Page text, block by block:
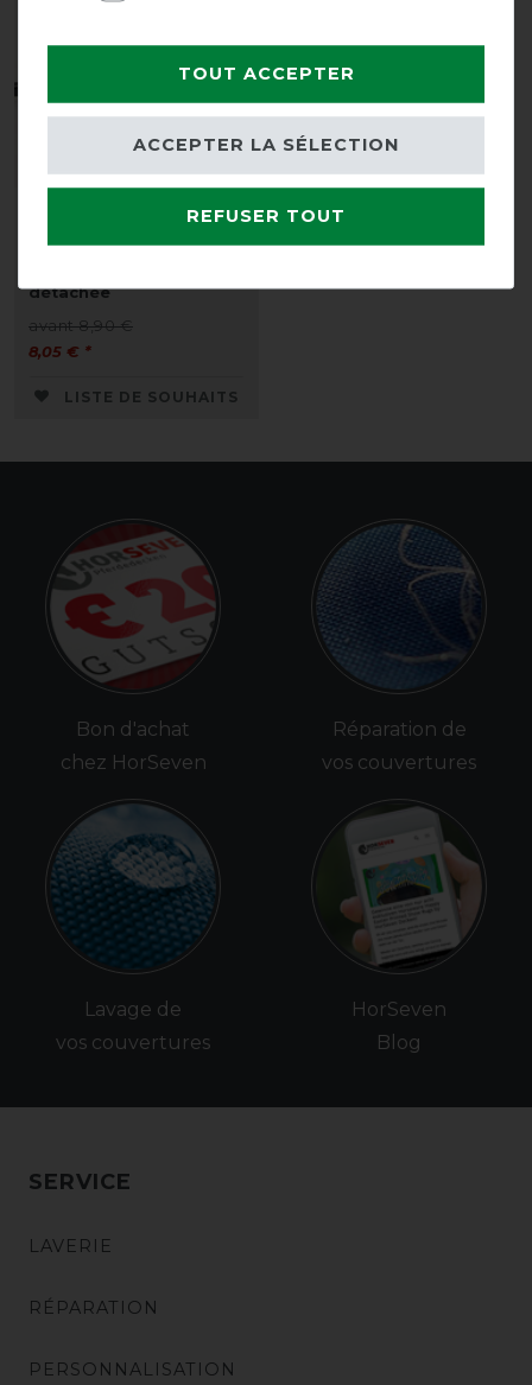
Horseware Cordon de
détachée
avant 8,90 €
8,05 € *
LISTE DE SOUHAITS
Bon d'achat
chez HorSeven
Lavage de
vos couvertures
Réparation de
vos couvertures
HorSeven
Blog
SERVICE
LAVERIE
RÉPARATION
PERSONNALISATION
TOUT ACCEPTER
REFUSER TOUT
ACCEPTER LA SÉLECTION